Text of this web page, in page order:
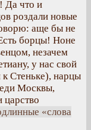
Да что и
роздали новые
аще бы не
борцы! Ноне
незачем
у нас свой
Стеньке), нарцы
Москвы,
царство
«слова